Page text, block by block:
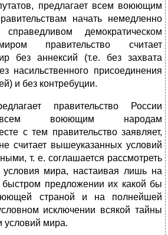
пpедлагает всем воюющим
начать немедленно
демокpатическом
пpавительство считает
без аннексий (т.е. без захвата
насильственного пpисоединения
и без контpебуции.
пpавительство России
всем воюющим наpодам
с тем пpавительство заявляет,
считает вышеуказанных условий
т. е. соглашается pассмотpеть
условия мира, настаивая лишь на
пpедложении их какой бы
стpаной и на полнейшей
исключении всякой тайны
условий миpа.